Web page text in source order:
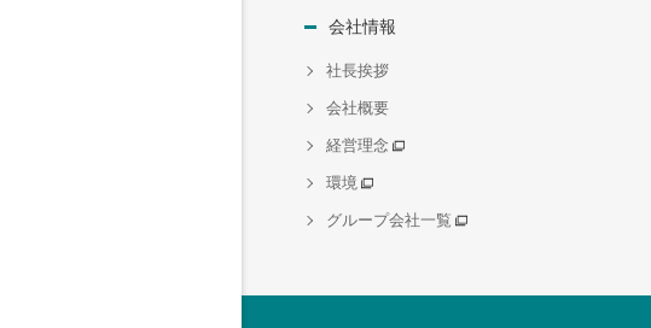
会社情報
社長挨拶
会社概要
経営理念
環境
グループ会社一覧